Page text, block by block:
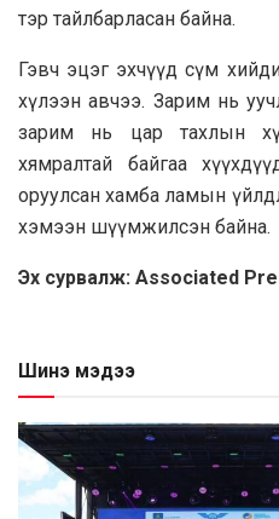
тэр тайлбарласан байна.
Гэвч эцэг эхчүүд сүм
хүлээн авчээ. Зарим нь
зарим нь цар тахлын
хямралтай байгаа
оруулсан хамба ламын
хэмээн шүүмжилсэн байна.
Эх сурвалж: Associated
Шинэ мэдээ